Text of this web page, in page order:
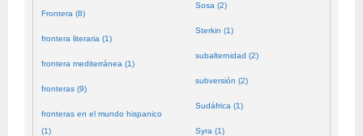
Frontera (8)
frontera literaria (1)
frontera mediterránea (1)
fronteras (9)
fronteras en el mundo hispanico
(1)
Sosa (2)
Sterkin (1)
subalternidad (2)
subversión (2)
Sudáfrica (1)
Syra (1)